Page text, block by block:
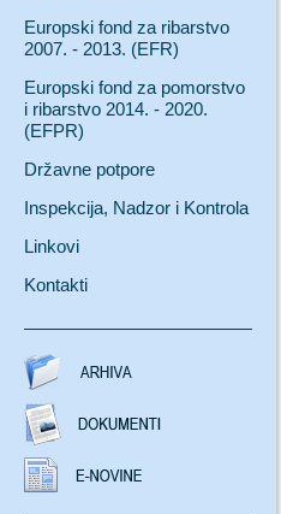
Europski fond za ribarstvo
2007. - 2013. (EFR)
Europski fond za pomorstvo
i ribarstvo 2014. - 2020.
(EFPR)
Državne potpore
Inspekcija, Nadzor i Kontrola
Linkovi
Kontakti